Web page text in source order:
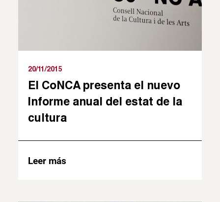
20/11/2015
El CoNCA presenta el nuevo
Informe anual del estat de la
cultura
Leer más